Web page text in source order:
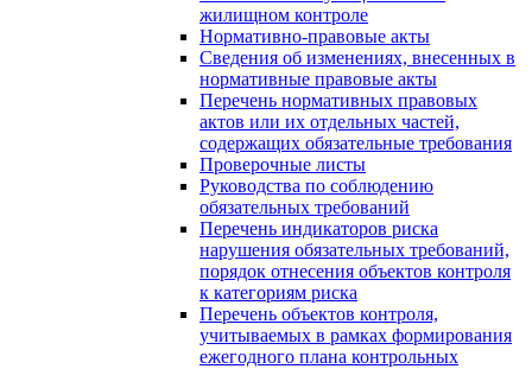
жилищном контроле
Нормативно-правовые акты
Сведения об изменениях, внесенных в
нормативные правовые акты
Перечень нормативных правовых
актов или их отдельных частей,
содержащих обязательные требования
Проверочные листы
Руководства по соблюдению
обязательных требований
Перечень индикаторов риска
нарушения обязательных требований,
порядок отнесения объектов контроля
к категориям риска
Перечень объектов контроля,
учитываемых в рамках формирования
ежегодного плана контрольных